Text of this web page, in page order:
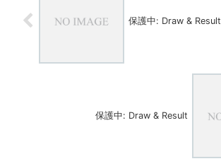
保護中: Draw & Result
保護中: Draw & Result